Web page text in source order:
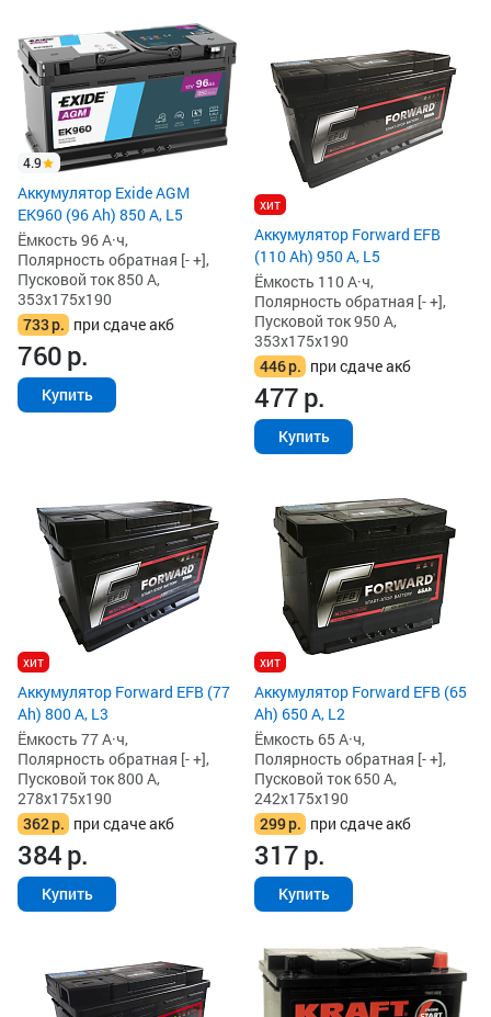
4.9
Аккумулятор Exide AGM
EK960 (96 Ah) 850 А, L5
Ёмкость 96 А·ч,
Полярность обратная [- +],
Пусковой ток 850 А,
353x175x190
733р. при сдаче акб
760р.
Купить
хит
Аккумулятор Forward EFB
(110 Ah) 950 А, L5
Ёмкость 110 А·ч,
Полярность обратная [- +],
Пусковой ток 950 А,
353x175x190
446р. при сдаче акб
477р.
Купить
хит
Аккумулятор Forward EFB (77
Ah) 800 А, L3
Ёмкость 77 А·ч,
Полярность обратная [- +],
Пусковой ток 800 А,
278x175x190
362р. при сдаче акб
384р.
Купить
хит
Аккумулятор Forward EFB (65
Ah) 650 А, L2
Ёмкость 65 А·ч,
Полярность обратная [- +],
Пусковой ток 650 А,
242x175x190
299р. при сдаче акб
317р.
Купить